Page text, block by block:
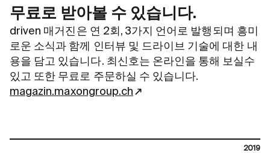
무료로 받아볼 수 있습니다.
driven 매거진은 연 2회, 3가지 언어로 발행되며 흥미
로운 소식과 함께 인터뷰 및 드라이브 기술에 대한 내
용을 담고 있습니다. 최신호는 온라인을 통해 보실수
있고 또한 무료로 주문하실 수 있습니다.
magazin.maxongroup.ch
2019